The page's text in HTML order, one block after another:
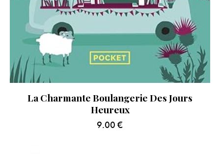
La Charmante Boulangerie Des Jours
Heureux
9.00 €